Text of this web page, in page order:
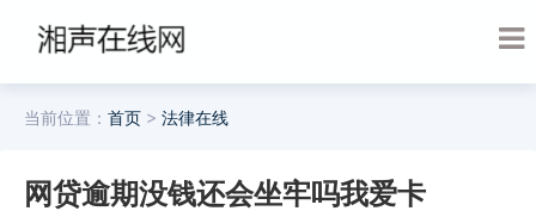
当前位置： 首页 > 法律在线
网贷逾期没钱还会坐牢吗我爱卡